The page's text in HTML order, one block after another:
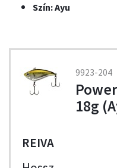
Szín: Ayu
9923-204
18g
REIVA